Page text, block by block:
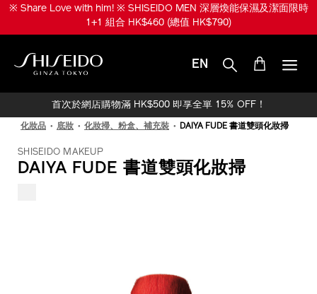
※ 升級份量兼享皇牌產品！※ SHISEIDO MEN 煥能肌活免疫再生精華
限時 1+1 組合 HK$950 (總值 HK$1,520)
EN
首次於網店購物滿 HK$500 即享全單 15% OFF！
化妝品 底妝 化妝掃、粉盒、補充裝 DAIYA FUDE 書道雙頭化妝掃
SHISEIDO MAKEUP
DAIYA FUDE 書道雙頭化妝掃